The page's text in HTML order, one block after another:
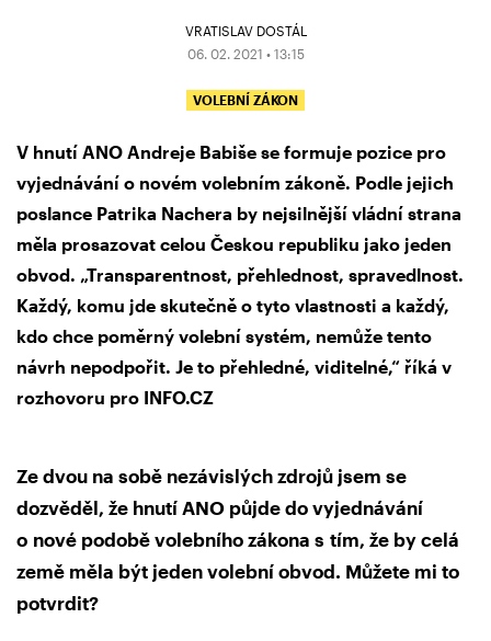
VRATISLAV DOSTÁL
06. 02. 2021 • 13:15
VOLEBNÍ ZÁKON
V hnutí ANO Andreje Babiše se formuje pozice pro
vyjednávání o novém volebním zákoně. Podle jejich
poslance Patrika Nachera by nejsilnější vládní strana
měla prosazovat celou Českou republiku jako jeden
obvod. „Transparentnost, přehlednost, spravedlnost.
Každý, komu jde skutečně o tyto vlastnosti a každý,
kdo chce poměrný volební systém, nemůže tento
návrh nepodpořit. Je to přehledné, viditelné,“ říká v
rozhovoru pro INFO.CZ
Ze dvou na sobě nezávislých zdrojů jsem se
dozvěděl, že hnutí ANO půjde do vyjednávání
o nové podobě volebního zákona s tím, že by celá
země měla být jeden volební obvod. Můžete mi to
potvrdit?